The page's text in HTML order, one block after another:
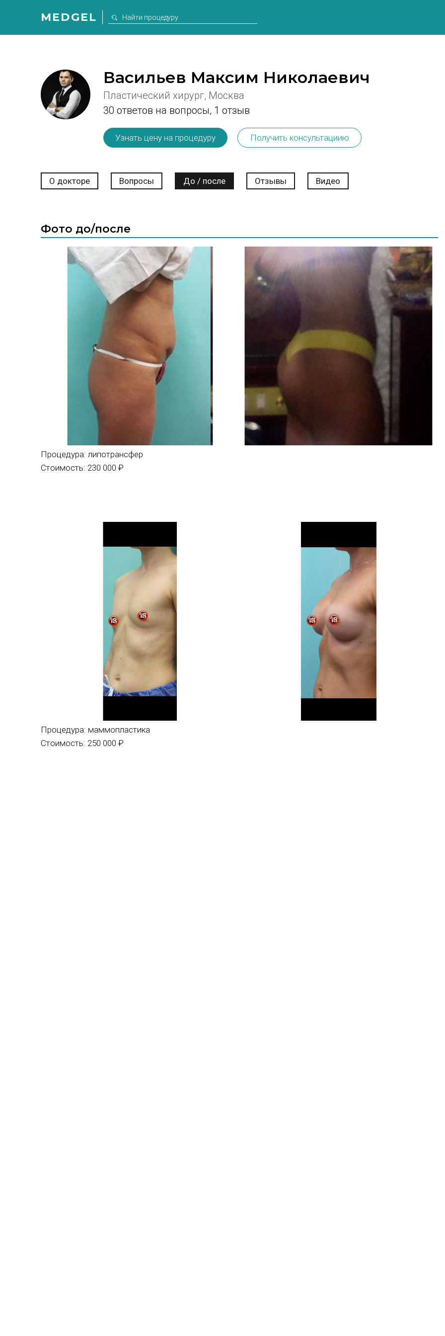
MEDGEL
Васильев Максим Николаевич
Пластический хирург, Москва
30 ответов на вопросы, 1 отзыв
Узнать цену на процедуру Получить консультациию
О докторе Вопросы До / после Отзывы Видео
Фото до/после
Процедура: липотрансфер
Стоимость: 230 000 ₽
Процедура: маммопластика
Стоимость: 250 000 ₽